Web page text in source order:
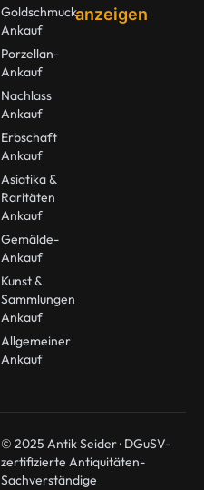
Goldschmuck
Ankauf
Porzellan-
Ankauf
Nachlass
Ankauf
Erbschaft
Ankauf
Asiatika &
Raritäten
Ankauf
Gemälde-
Ankauf
Kunst &
Sammlungen
Ankauf
Allgemeiner
Ankauf
anzeigen
© 2025 Antik Seider · DGuSV-
zertifizierte Antiquitäten-
Sachverständige